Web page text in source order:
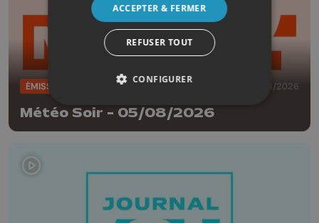
ÉMISSIONS 05/08/2026
Météo Soir - 05/08/2026
ACCEPTER & FERMER
REFUSER TOUT
CONFIGURER